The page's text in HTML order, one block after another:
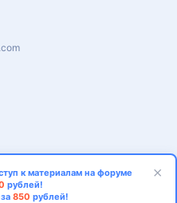
к материалам на форуме
рублей!
850 рублей!